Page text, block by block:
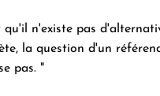
qu'il n'existe pas
la question d'un
pas. "